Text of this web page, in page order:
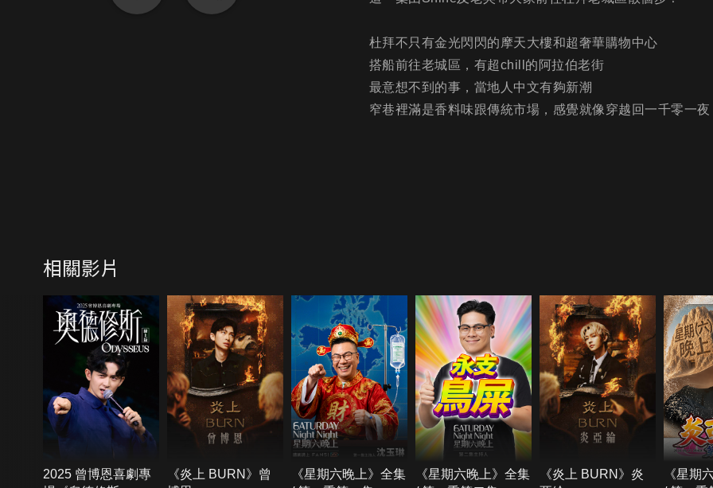
杜拜不只有金光閃閃的摩天大樓和超奢華購物中心
搭船前往老城區，有超chill的阿拉伯老街
最意想不到的事，當地人中文有夠新潮
窄巷裡滿是香料味跟傳統市場，感覺就像穿越回一千零一夜
相關影片
2025 曾博恩喜劇專
《炎上 BURN》曾
《星期六晚上》全集
《星期六晚上》全集
《炎上 BURN》炎
《星期